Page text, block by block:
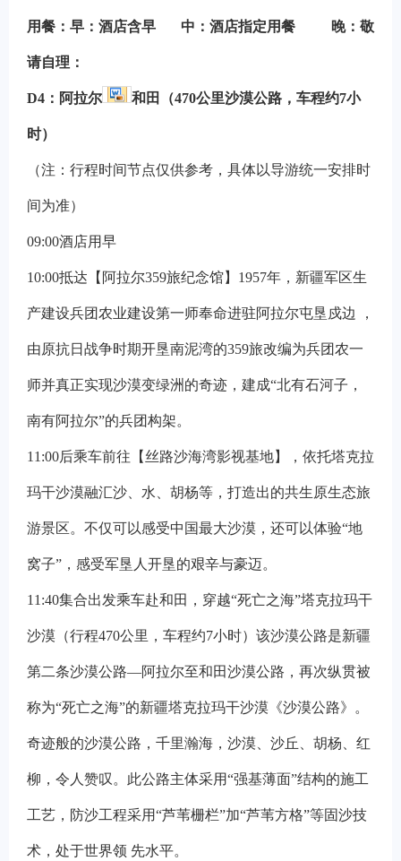
用餐：早：酒店含早 中：酒店指定用餐 晚：敬
请自理 ：
D4 ： 阿拉尔 和田（470公里沙漠公路，车程约7小
时）
（注：行程时间节点仅供参考，具体以导游统一安排时
间为准）
09:00酒店用早
10:00抵达【阿拉尔359旅纪念馆】1957年，新疆军区生
产建设兵团农业建设第一师奉命进驻阿拉尔屯垦戍边 ，
由原抗日战争时期开垦南泥湾的359旅改编为兵团农一
师并真正实现沙漠变绿洲的奇迹，建成“北有石河子，
南有阿拉尔”的兵团构架。
11:00后乘车前往【丝路沙海湾影视基地】，依托塔克拉
玛干沙漠融汇沙、水、胡杨等，打造出的共生原生态旅
游景区。不仅可以感受中国最大沙漠，还可以体验“地
窝子”，感受军垦人开垦的艰辛与豪迈。
11:40集合出发乘车赴和田，穿越“死亡之海”塔克拉玛干
沙漠（行程470公里，车程约7小时）该沙漠公路是新疆
第二条沙漠公路—阿拉尔至和田沙漠公路，再次纵贯被
称为“死亡之海”的新疆塔克拉玛干沙漠《沙漠公路》。
奇迹般的沙漠公路，千里瀚海，沙漠、沙丘、胡杨、红
柳，令人赞叹。此公路主体采用“强基薄面”结构的施工
工艺，防沙工程采用“芦苇栅栏”加“芦苇方格”等固沙技
术，处于世界领 先水平。